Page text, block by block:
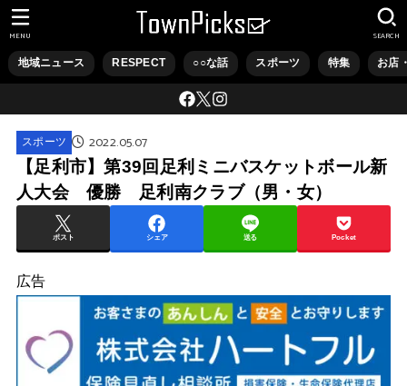
地域ニュース RESPECT ○○な話 スポーツ 特集 お店
SEARCH
MENU
スポーツ 2022.05.07
【足利市】第39回足利ミニバスケットボール新
人大会 優勝 足利南クラブ（男・女）
ポスト シェア 送る Pocket
広告